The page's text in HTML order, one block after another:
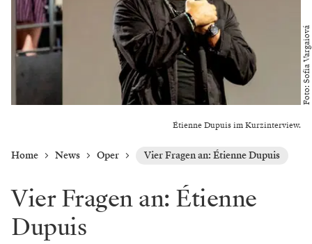
Étienne Dupuis im Kurzinterview.
Foto: Sofia Vargaiová
Home News Oper Vier Fragen an: Étienne Dupuis
Vier Fragen an: Étienne
Dupuis